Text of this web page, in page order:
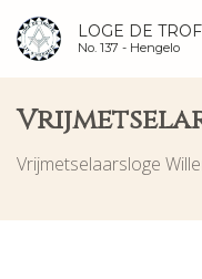
LOGE DE
No. 137 - Hengelo
Vrijmetselaarsloge